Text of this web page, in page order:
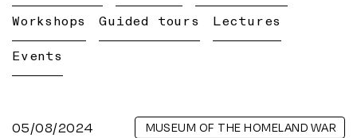
Workshops Guided tours Lectures
Events
05/08/2024 MUSEUM OF THE HOMELAND WAR